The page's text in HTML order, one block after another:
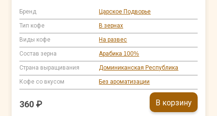
Бренд Царское Подворье
Тип кофе В зернах
Виды кофе На развес
Состав зерна Арабика 100%
Страна выращивания Доминиканская Республика
Кофе со вкусом Без ароматизации
360 ₽ В корзину